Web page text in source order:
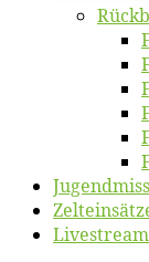
Live­stream